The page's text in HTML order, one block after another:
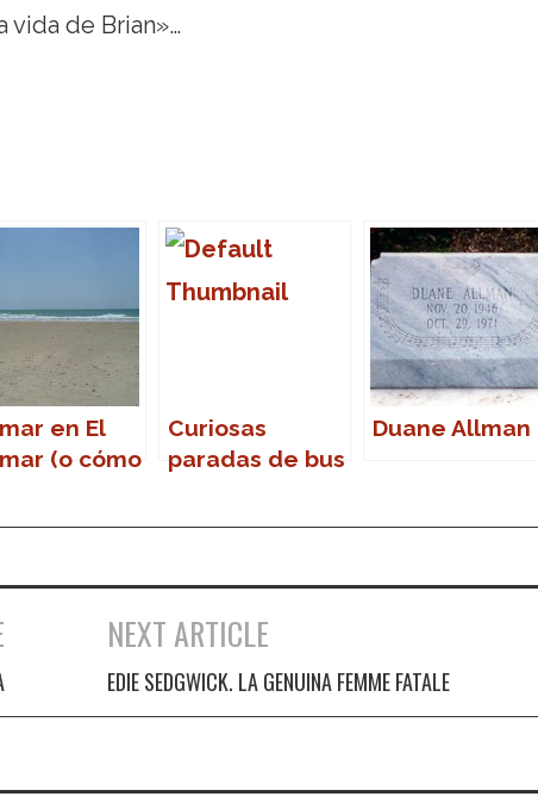
vida de Brian»…
en El
(o cómo
Curiosas
paradas de bus
Duane Allman
NEXT ARTICLE
EDIE SEDGWICK. LA GENUINA FEMME FATALE